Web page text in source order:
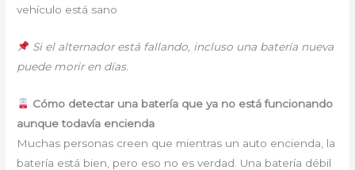
vehículo está sano
Si el alternador está fallando, incluso una batería nueva
puede morir en días.
Cómo detectar una batería que ya no está funcionando
aunque todavía encienda
Muchas personas creen que mientras un auto encienda, la
batería está bien, pero eso no es verdad. Una batería débil